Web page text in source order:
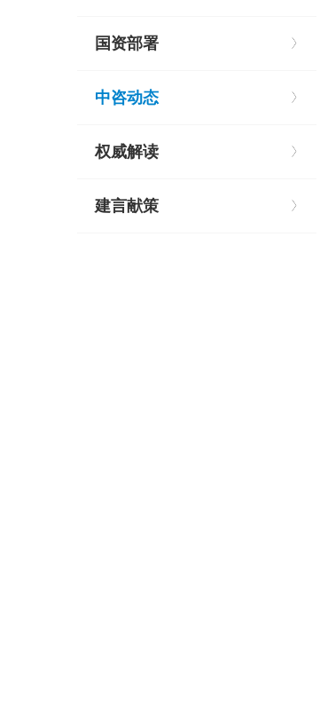
国资部署
中咨动态
权威解读
建言献策